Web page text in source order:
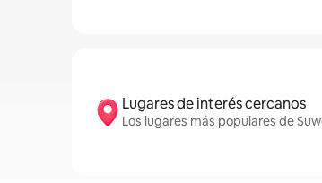
Lugares de interés cercanos
Los lugares más populares de